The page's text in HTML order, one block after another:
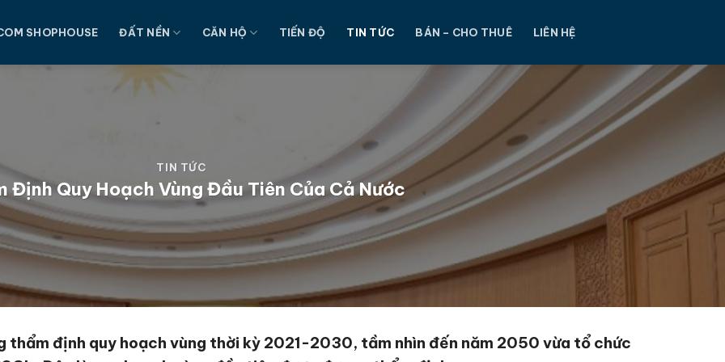
SHOPHOUSE ĐẤT NỀN CĂN HỘ TIẾN ĐỘ TIN TỨC BÁN – CHO THUÊ LIÊN HỆ
TIN TỨC
Định Quy Hoạch Vùng Đầu Tiên Của Cả Nước
thẩm định quy hoạch vùng thời kỳ 2021-2030, tầm nhìn đến năm 2050 vừa tổ chức